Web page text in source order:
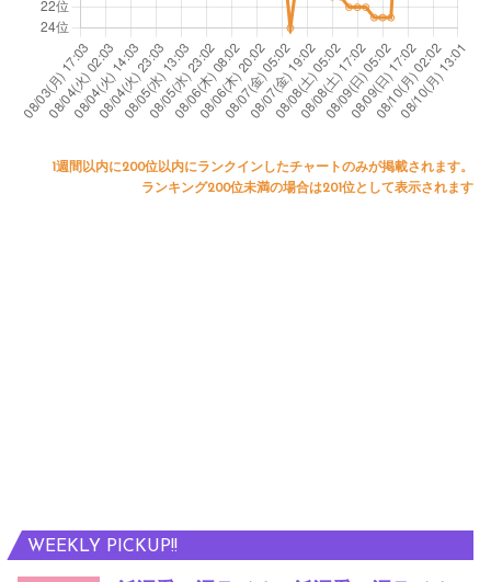
WEEKLY PICKUP!!
1週間以内に200位以内にランクインしたチャートのみが掲載されます。
ランキング200位未満の場合は201位として表示されます